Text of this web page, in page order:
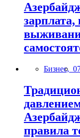
Бизнес,
правила